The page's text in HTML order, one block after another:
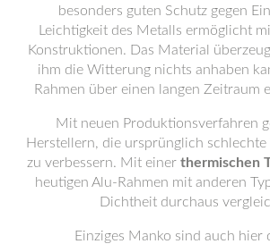
besonders guten Schutz gegen
Leichtigkeit des Metalls ermöglicht
Konstruktionen. Das Material
ihm die Witterung nichts anhaben
Rahmen über einen langen Zeitraum
Mit neuen Produktionsverfahren
Herstellern, die ursprünglich schlechte
zu verbessern. Mit einer thermischen
heutigen Alu-Rahmen mit anderen
Dichtheit durchaus
Einziges Manko sind auch hier